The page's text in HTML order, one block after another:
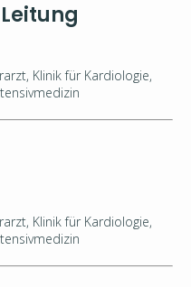
Klinik für Kardiologie,
Klinik für Kardiologie,